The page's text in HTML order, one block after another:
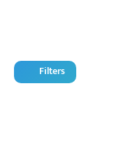
Filters